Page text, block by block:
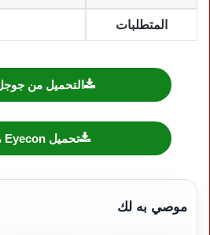
المتطلبات
التحميل من
تحميل Eyecon مهكر
موصي به لك